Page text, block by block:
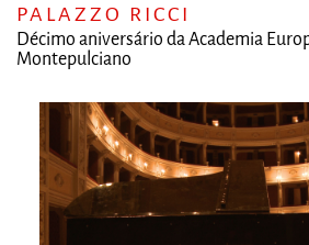
PALAZZO RICCI
Décimo aniversário da Academia
Montepulciano